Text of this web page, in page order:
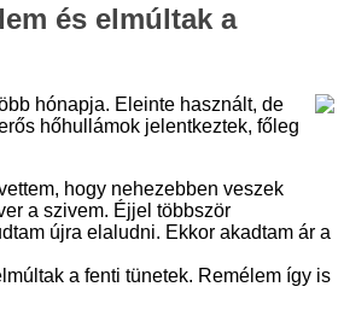
és elmúltak a
hónapja. Eleinte használt, de
hőhullámok jelentkeztek, főleg
hogy nehezebben veszek
a szivem. Éjjel többször
újra elaludni. Ekkor akadtam ár a
a fenti tünetek. Remélem így is